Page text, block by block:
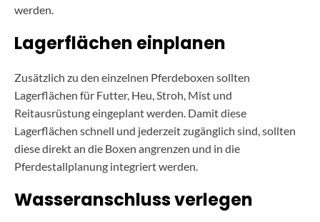
werden.
Lagerflächen einplanen
Zusätzlich zu den einzelnen Pferdeboxen sollten
Lagerflächen für Futter, Heu, Stroh, Mist und
Reitausrüstung eingeplant werden. Damit diese
Lagerflächen schnell und jederzeit zugänglich sind, sollten
diese direkt an die Boxen angrenzen und in die
Pferdestallplanung integriert werden.
Wasseranschluss verlegen